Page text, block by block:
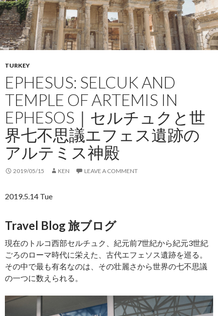
TURKEY
EPHESUS: SELCUK AND
TEMPLE OF ARTEMIS IN
EPHESOS｜セルチュクと世
界七不思議エフェス遺跡の
アルテミス神殿
2019/05/15 KEN LEAVE A COMMENT
2019.5.14 Tue
Travel Blog 旅ブログ
現在のトルコ西部セルチュク、紀元前7世紀から紀元3世紀
ごろのローマ時代に栄えた、古代エフェソス遺跡を巡る。
その中で最も有名なのは、その壮麗さから世界の七不思議
の一つに数えられる。